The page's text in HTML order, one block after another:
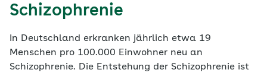
Schizophrenie
In Deutschland erkranken jährlich etwa 19
Menschen pro 100.000 Einwohner neu an
Schizophrenie. Die Entstehung der Schizophrenie ist